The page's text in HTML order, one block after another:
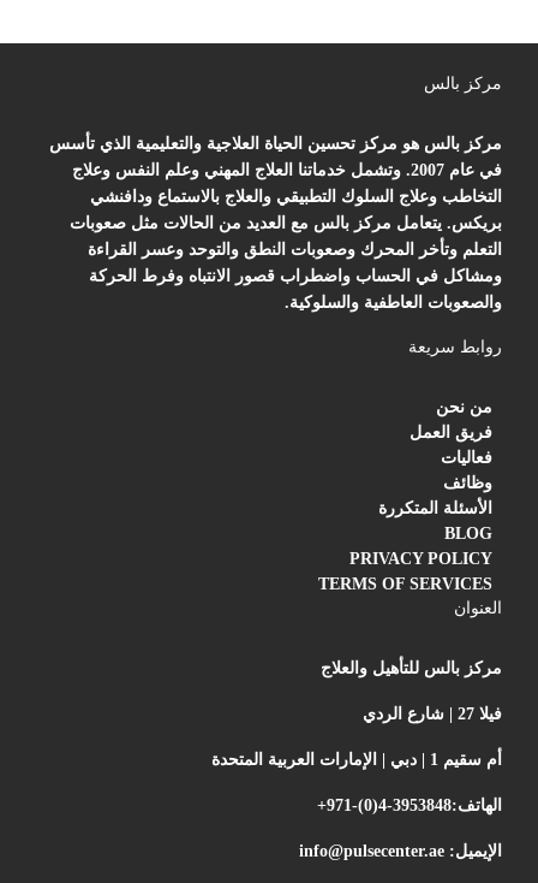
مركز بالس
مركز بالس هو مركز تحسين الحياة العلاجية والتعليمية الذي تأسس
في عام 2007. وتشمل خدماتنا العلاج المهني وعلم النفس وعلاج
التخاطب وعلاج السلوك التطبيقي والعلاج بالاستماع ودافنشي
بريكس. يتعامل مركز بالس مع العديد من الحالات مثل صعوبات
التعلم وتأخر المحرك وصعوبات النطق والتوحد وعسر القراءة
ومشاكل في الحساب واضطراب قصور الانتباه وفرط الحركة
والصعوبات العاطفية والسلوكية.
روابط سريعة
من نحن
فريق العمل
فعاليات
وظائف
الأسئلة المتكررة
BLOG
PRIVACY POLICY
TERMS OF SERVICES
العنوان
مركز بالس للتأهيل والعلاج
فيلا 27 | شارع الردي
أم سقيم 1 | دبي | الإمارات العربية المتحدة
الهاتف:+971-(0)4-3953848
الإيميل: info@pulsecenter.ae